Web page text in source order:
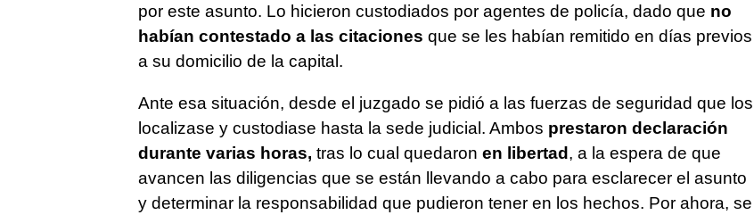
por este asunto. Lo hicieron custodiados por agentes de policía, dado que no
habían contestado a las citaciones que se les habían remitido en días previos
a su domicilio de la capital.
Ante esa situación, desde el juzgado se pidió a las fuerzas de seguridad que los
localizase y custodiase hasta la sede judicial. Ambos prestaron declaración
durante varias horas, tras lo cual quedaron en libertad, a la espera de que
avancen las diligencias que se están llevando a cabo para esclarecer el asunto
y determinar la responsabilidad que pudieron tener en los hechos. Por ahora, se